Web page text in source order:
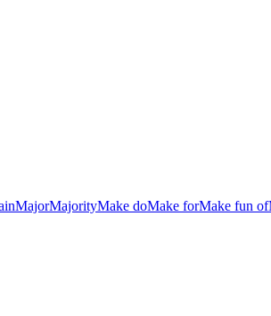
MajorMajorityMake doMake forMake fun of